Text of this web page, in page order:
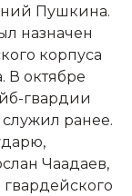
Пушкина.
назначен
корпуса
В октябре
гвардии
ранее.
Чаадаев,